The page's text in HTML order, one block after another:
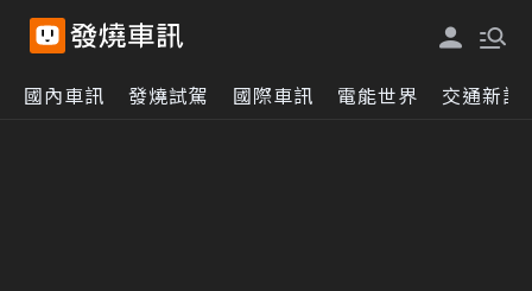
國內車訊 發燒試駕 國際車訊 電能世界 交通新訊